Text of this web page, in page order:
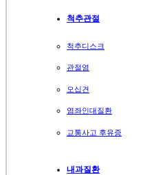
척추관절
척추디스크
관절염
오십견
염좌인대질환
교통사고 후유증
내과질환